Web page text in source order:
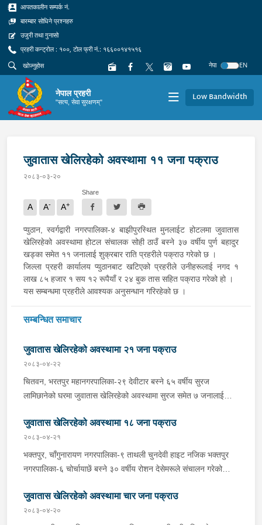
आपतकालीन सम्पर्क नं.
बारम्बार सोधिने प्रश्नहरु
उजुरी तथा गुनासो
प्रहरी कन्ट्रोल : १००, टोल फ्री नं.: १६६००१४१५१६
नेपा
EN
नेपाल प्रहरी
"सत्य, सेवा सुरक्षणम्" Low Bandwidth
जुवातास खेलिरहेको अवस्थामा ११ जना पक्राउ
२०८३-०३-२०
A A- A+
Share
प्युठान, स्वर्गद्वारी नगरपालिका-४ बाझीपुरस्थित मुनलाईट होटलमा जुवातास
खेलिरहेको अवस्थामा होटल संचालक सोही ठाउँ बस्ने ३७ वर्षीय पुर्ण बहादुर
खड्का समेत ११ जनालाई शुक्रबार राति प्रहरीले पक्राउ गरेको छ ।
जिल्ला प्रहरी कार्यालय प्युठानबाट खटिएको प्रहरीले उनीहरूलाई नगद १
लाख ८५ हजार १ सय १२ रूपैयाँ र २४ बुक तास सहित पक्राउ गरेको हो ।
यस सम्बन्धमा प्रहरीले आवश्यक अनुसन्धान गरिरहेको छ ।
सम्बन्धित समाचार
जुवातास खेलिरहेको अवस्थामा २१ जना पक्राउ
२०८३-०४-२२
चितवन, भरतपुर महानगरपालिका-२९ देवीटार बस्ने ६५ वर्षीय सुरज
लामिछानेको घरमा जुवातास खेलिरहेको अवस्थामा सुरज समेत ७ जनालाई
चितवनबाट खटिएको प्रहरीले उनीहरूलाई नगद १६ हजार २ सय ६५ रूपैयाँ
र ३ बुक तास सहित पक्राउ गरेको हो । यसैगरी चितवन, भरतपुर
महानगरपालिका-११ गोर्खालीटोल बस्ने बाला गुरूङको घरमा जुवातास
खेलिरहेको अवस्थामा सोही महानगरपालिका-११ बसेनी बस्ने ५० वर्षीय राजेश
प्रहरी कार्यालय चितवनबाट खटिएको प्रहरीले उनीहरूलाई नगद ८७ हजार ६
सय ७० रूपैयाँ र ४ बुक तास सहित पक्राउ गरेको हो । कञ्चनपुर, भीमदत्त
नगरपालिका-१८ मदन चोकस्थित ४२ वर्षीय देब बहादुर चन्दले संचालन गरेको
जुवातास खेलिरहेको अवस्थामा १८ जना पक्राउ
२०८३-०४-२१
भक्तपुर, चाँगुनारायण नगरपालिका-९ ताथली चुनदेवी हाइट नजिक भक्तपुर
नगरपालिका-६ चोर्चायाछें बस्ने ३० वर्षीय रोशन देसेमरूले संचालन गरेको
राति प्रहरीले पक्राउ गरेको छ । अस्थायी प्रहरी पोष्ट ताथलीबाट खटिएको
प्रहरीले उनीहरूलाई नगद १८ हजार ५ सय ५५ रूपैयाँ र ३ बुक तास सहित
जुवातास खेलिरहेको अवस्थामा चार जना पक्राउ
२०८३-०४-२०